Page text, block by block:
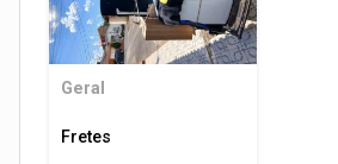
Geral
Fretes